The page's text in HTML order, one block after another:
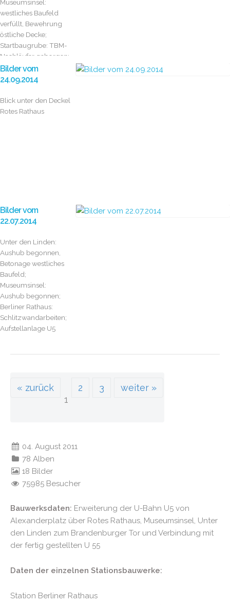
Museumsinsel:
westliches Baufeld
verfüllt, Bewehrung
östliche Decke;
Startbaugrube: TBM-
Nachläufer geborgen;
Berliner Rathaus:...
Bilder vom
24.09.2014
Blick unter den Deckel
Rotes Rathaus
Bilder vom
22.07.2014
Unter den Linden:
Aushub begonnen,
Betonage westliches
Baufeld;
Museumsinsel:
Aushub begonnen;
Berliner Rathaus:
Schlitzwandarbeiten;
Aufstellanlage U5
« zurück
1
2 3 weiter »
04. August 2011
78 Alben
18 Bilder
75985 Besucher
Bauwerksdaten: Erweiterung der U-Bahn U5 von
Alexanderplatz über Rotes Rathaus, Museumsinsel, Unter
den Linden zum Brandenburger Tor und Verbindung mit
der fertig gestellten U 55
Daten der einzelnen Stationsbauwerke:
Station Berliner Rathaus